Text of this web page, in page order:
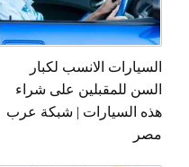
السيارات الانسب لكبار
السن للمقبلين على شراء
هذه السيارات | شبكة عرب
مصر